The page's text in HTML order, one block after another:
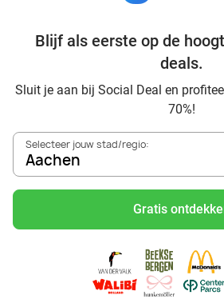
Blijf als eerste op de
deals.
Sluit je aan bij Social Deal en
70%!
Selecteer jouw stad/regio:
Aachen
Gratis
Voordelig genieten in Aachen: haal
In die Sauna in Aachen und
Tagesausflug zum Movie Park
Aachen aus
Frühstück & Mittagessen in Aachen
Reise von Aachen aus und erlebe
im Freizeitpark Europa-Park
Besuche das Phantasialand von
einen phantastischen Tagesausflug
Sushi schlemmen in Aachen